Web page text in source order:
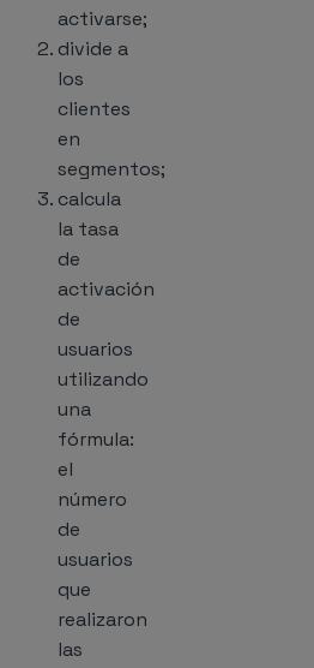
activarse;
divide a
los
clientes
en
segmentos;
calcula
la tasa
de
activación
de
usuarios
utilizando
una
fórmula:
el
número
de
usuarios
que
realizaron
las